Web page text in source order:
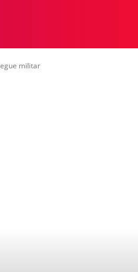
militar